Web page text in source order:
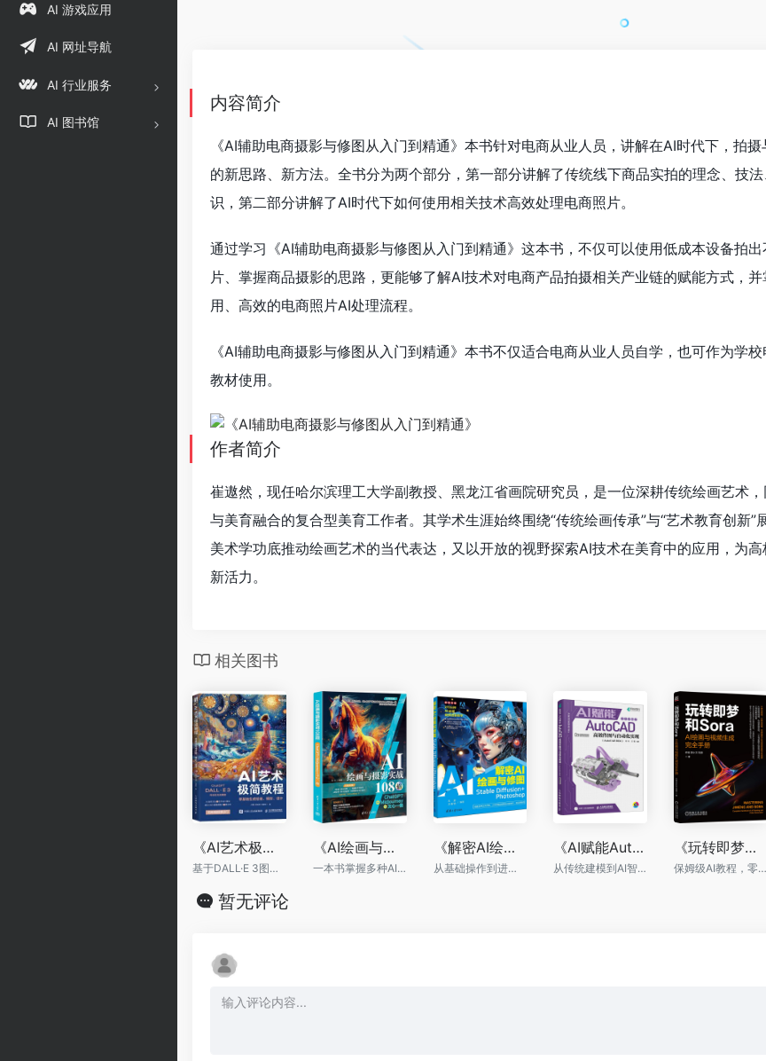
AI 游戏应用
AI 网址导航
AI 行业服务
AI 图书馆
内容简介
《AI辅助电商摄影与修图从入门到精通》本书针对电商从业人员，讲解在AI时代下，拍
的新思路、新方法。全书分为两个部分，第一部分讲解了传统线下商品实拍的理念、技
识，第二部分讲解了AI时代下如何使用相关技术高效处理电商照片。
通过学习《AI辅助电商摄影与修图从入门到精通》这本书，不仅可以使用低成本设备拍
片、掌握商品摄影的思路，更能够了解AI技术对电商产品拍摄相关产业链的赋能方式，
用、高效的电商照片AI处理流程。
《AI辅助电商摄影与修图从入门到精通》本书不仅适合电商从业人员自学，也可作为学
教材使用。
作者简介
崔遨然，现任哈尔滨理工大学副教授、黑龙江省画院研究员，是一位深耕传统绘画艺术
与美育融合的复合型美育工作者。其学术生涯始终围绕“传统绘画传承”与“艺术教育创新”
美术学功底推动绘画艺术的当代表达，又以开放的视野探索AI技术在美育中的应用，为高
新活力。
相关图书
《AI艺术极简教程：零基础生成绘画、摄影、设计》
基于DALL·E 3图像生成引擎讲解，详解提示词写法和图像生成技巧
《AI绘画与摄影实战108招：ChatGPT+Midjourney+文心一格》
一本书掌握多种AI绘画与摄影生成技巧
《解密AI绘画与修图：Stable Diffusion+Photoshop》
从基础操作到进阶玩法，为你提供全面的Stable Diffusion学习指南。
《AI赋能AutoCAD：高效作图与自动化实现》
从传统建模到AI智能设计革命
《玩转即梦和Sora：AI绘画与视频生成完全手册》
保姆级AI教程，零基础掌握AI绘画与AI视频
暂无评论